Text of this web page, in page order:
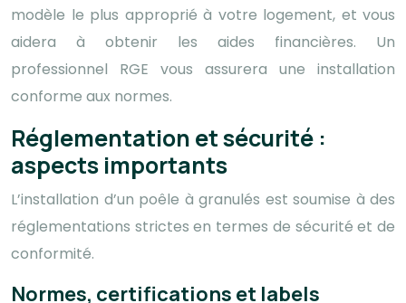
modèle le plus approprié à votre logement, et vous
aidera à obtenir les aides financières. Un
professionnel RGE vous assurera une installation
conforme aux normes.
Réglementation et sécurité :
aspects importants
L’installation d’un poêle à granulés est soumise à des
réglementations strictes en termes de sécurité et de
conformité.
Normes, certifications et labels